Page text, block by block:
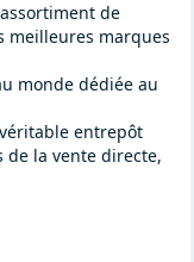
de
meilleures marques
monde dédiée au
entrepôt
de la vente directe,